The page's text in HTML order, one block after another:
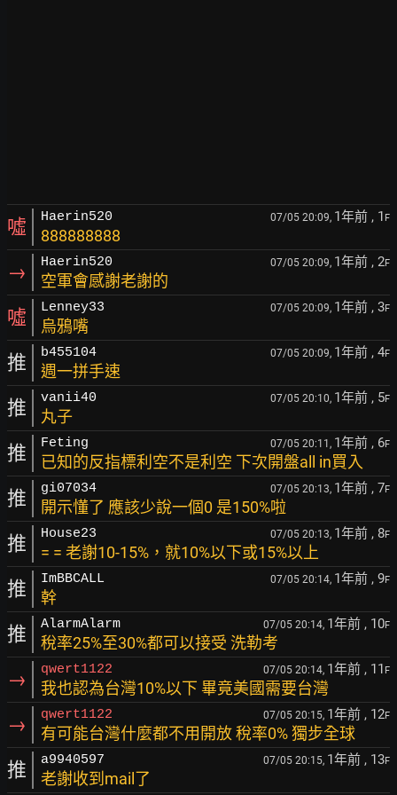
噓 Haerin520 07/05 20:09, 1年前 , 1 F
888888888
→ Haerin520 07/05 20:09, 1年前 , 2F
空軍會感謝老謝的
噓 Lenney33 07/05 20:09, 1年前 , 3F
烏鴉嘴
推 b455104 07/05 20:09, 1年前 , 4F
週一拼手速
推 vanii40 07/05 20:10, 1年前 , 5F
丸子
推 Feting 07/05 20:11, 1年前 , 6F
已知的反指標利空不是利空 下次開盤all in買入
推 gi07034 07/05 20:13, 1年前 , 7F
開示懂了 應該少說一個0 是150%啦
推 House23 07/05 20:13, 1年前 , 8F
= = 老謝10-15%，就10%以下或15%以上
推 ImBBCALL 07/05 20:14, 1年前 , 9F
幹
推 AlarmAlarm 07/05 20:14, 1年前 , 10F
稅率25%至30%都可以接受 洗勒考
→ qwert1122 07/05 20:14, 1年前 , 11 F
我也認為台灣10%以下 畢竟美國需要台灣
→ qwert1122 07/05 20:15, 1年前 , 12F
有可能台灣什麼都不用開放 稅率0% 獨步全球
推 a9940597 07/05 20:15, 1年前 , 13F
老謝收到mail了